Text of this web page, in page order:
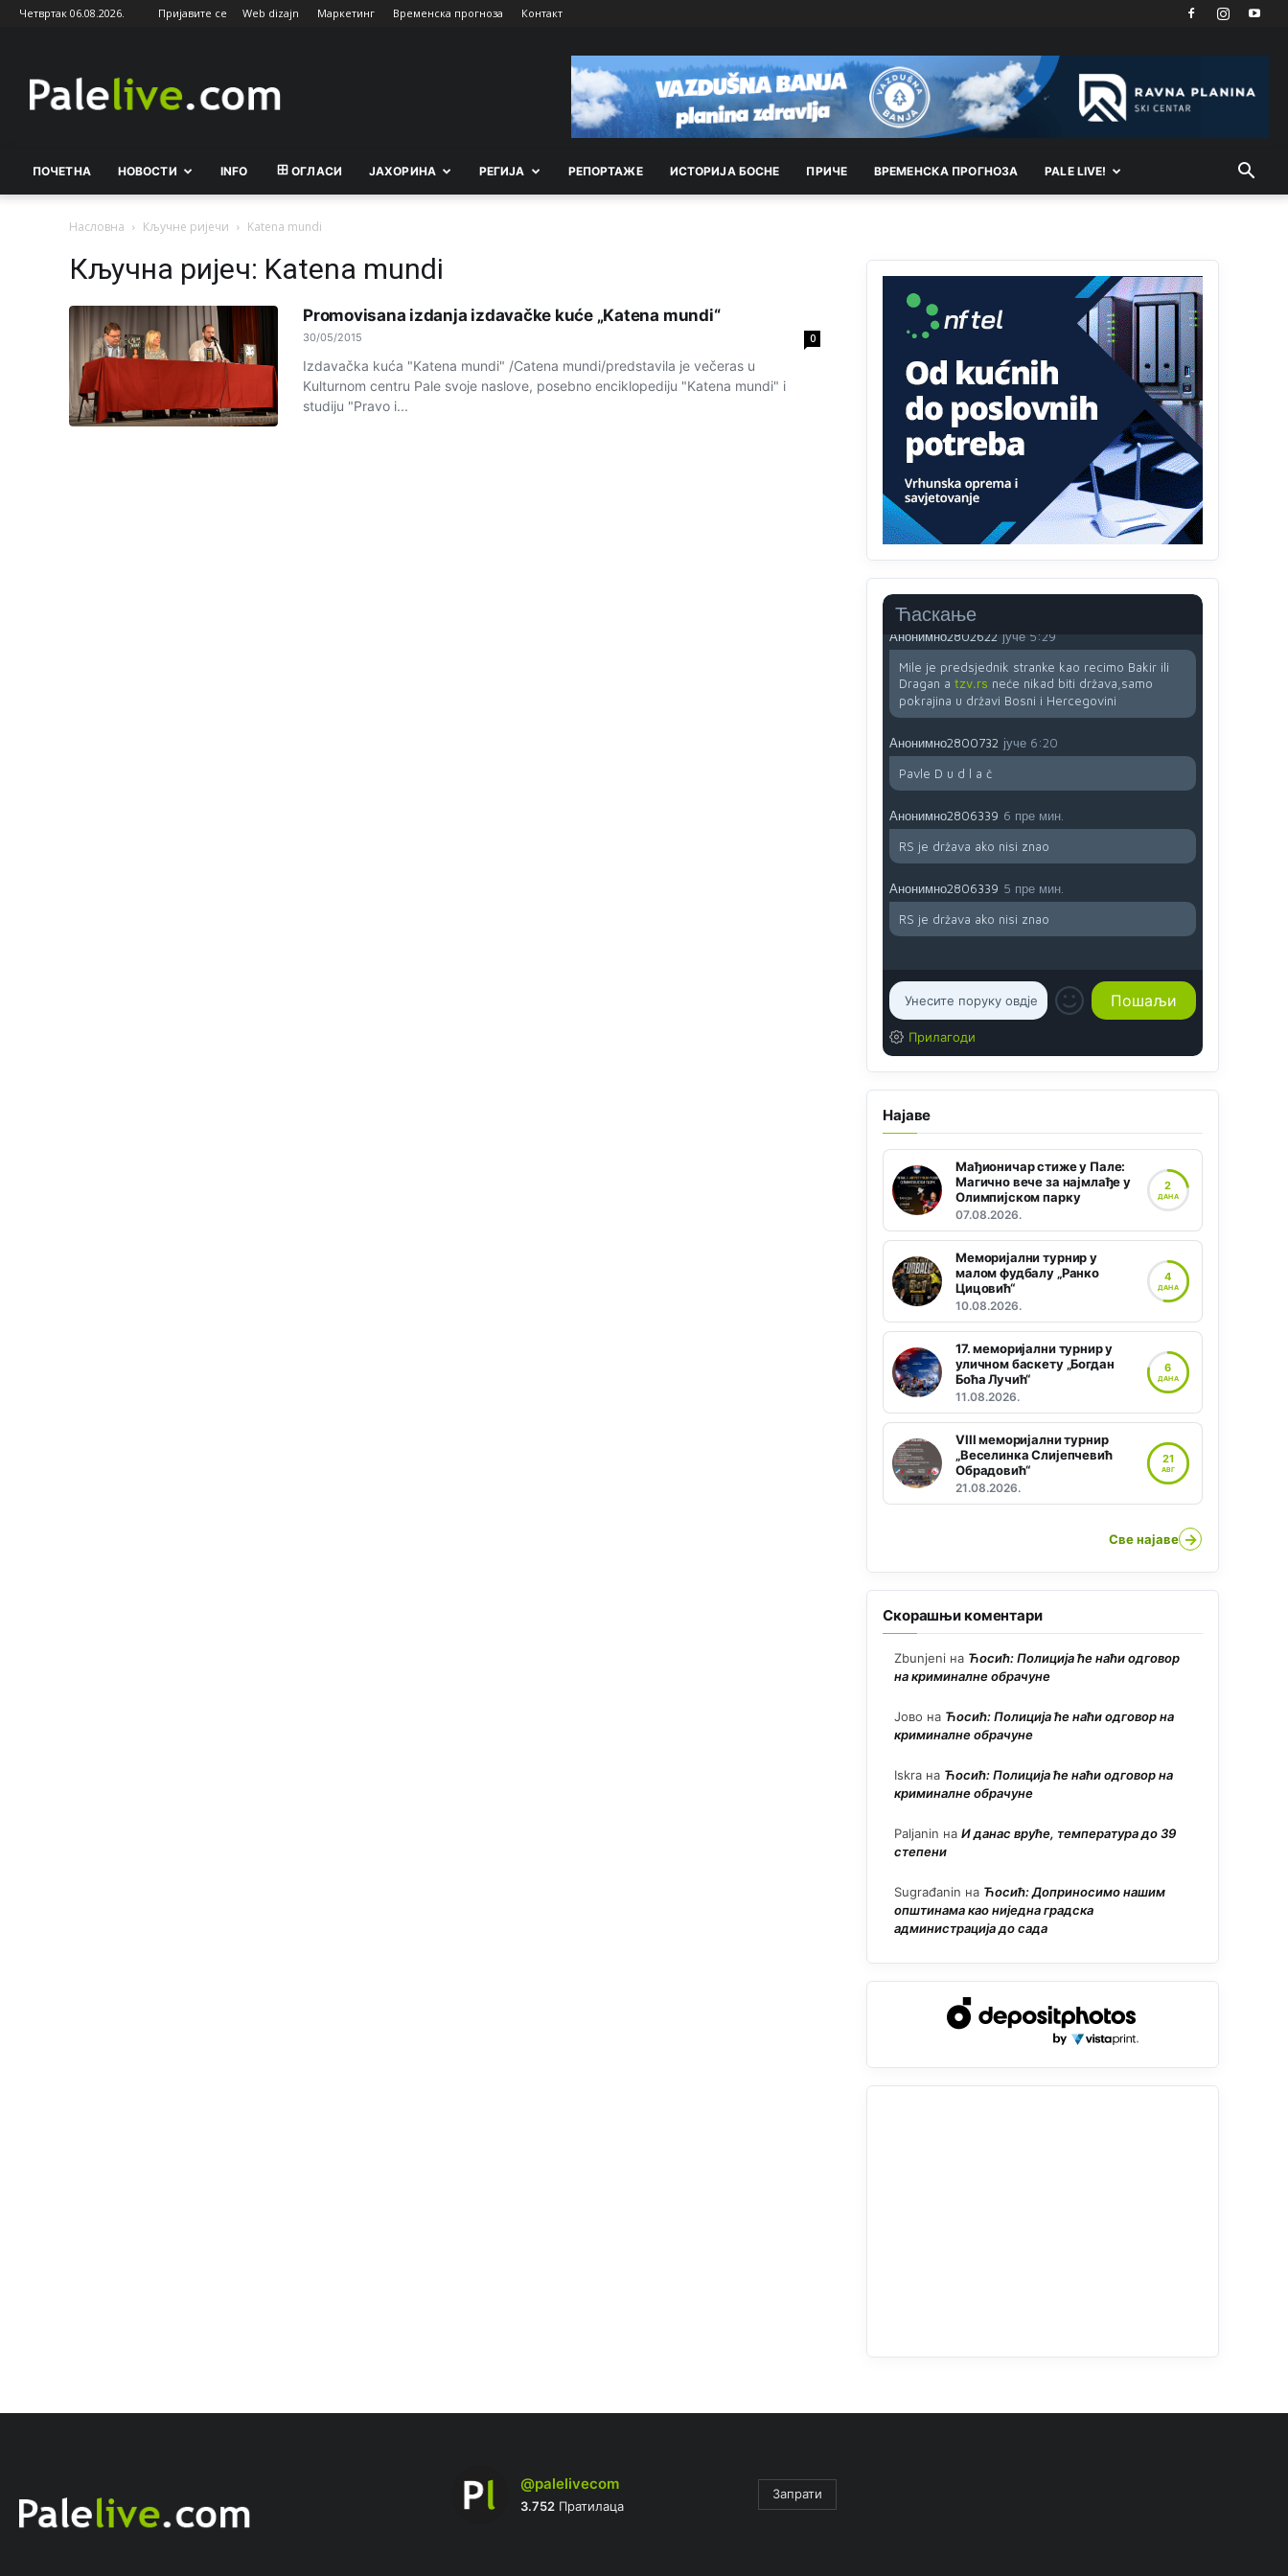
Четвртак 06.08.2026. Пријавите се Web dizajn Маркетинг Временска прогноза Контакт
ПОЧЕТНА НОВОСТИ INFO ОГЛАСИ ЈАХОРИНА РEГИЈА РEПОРТАЖE ИСТОРИЈА БОСНЕ ПРИЧЕ ВРEМEНСКА ПРОГНОЗА PALE LIVE!
Насловна Кључне ријечи Katena mundi
Кључна ријеч: Katena mundi
Promovisana izdanja izdavačke kuće „Katena mundi“
30/05/2015 0
Izdavačka kuća "Katena mundi" /Catena mundi/predstavila je večeras u
Kulturnom centru Pale svoje naslove, posebno enciklopediju "Katena mundi" i
studiju "Pravo i...
Ћаскање
Ako tamo već ne živite. Topla preporuka
paljanskog seljaka
Анонимно2801833 јуче
yбиће га Били као зеца
sladji u govoru-to veci prevarant...
Анонимно2802132 јуче
Mnogi nesposobni ljudi su daleko dogurali. Ko je
nesposoban može raditi sve. Sposobni rade
samo ono što znaju.
Анонимно2022778
....i onda su na tenkovima NATO pakta, na vlast
došli jedna baba i jedan švercer dezerter ratni
profiter i ikonokradica .... ende
Анонимно2802605 јуче
Милорад Додик је доживотни предсједник
државе Републике Српске! Душмани ће умријети
од муке,не могу му ништа.
Анонимно2802622 јуче 5:29
Mile je predsjednik stranke kao recimo Bakir ili
Dragan a tzv.rs neće nikad biti država,samo
pokrajina u državi Bosni i Hercegovini
Анонимно2800732 јуче 6:20
Pavle D u d l a č
Анонимно2806339 6 пре мин.
RS je država ako nisi znao
Анонимно2806339 5 пре мин.
RS je država ako nisi znao
Прилагоди
Најаве
Мађионичар стиже у Пале:
Магично вече за најмлађе у
Олимпијском парку
07.08.2026.
2
ДАНА
Меморијални турнир у
малом фудбалу „Ранко
Цицовић“
10.08.2026.
4
ДАНА
17. меморијални турнир у
уличном баскету „Богдан
Боћа Лучић“
11.08.2026.
6
ДАНА
VIII меморијални турнир
„Веселинка Слијепчевић
Обрадовић“
21.08.2026.
21
АВГ
Све најаве →
Скорашњи коментари
Zbunjeni на Ћосић: Полиција ће наћи одговор
на криминалне обрачуне
Јово на Ћосић: Полиција ће наћи одговор на
криминалне обрачуне
Iskra на Ћосић: Полиција ће наћи одговор на
криминалне обрачуне
Paljanin на И данас вруће, температура до 39
степени
Sugrađanin на Ћосић: Доприносимо нашим
општинама као ниједна градска
администрација до сада
@palelivecom
3.752Пратилаца
Запрати